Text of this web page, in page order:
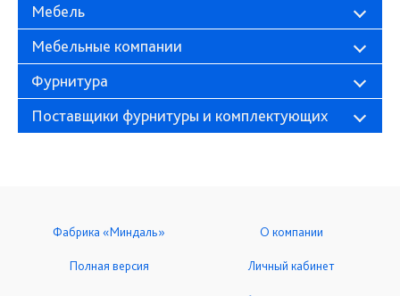
Мебель
Мебельные компании
Фурнитура
Поставщики фурнитуры и комплектующих
Фабрика «Миндаль» О компании
Полная версия Личный кабинет